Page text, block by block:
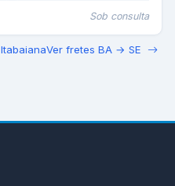
Sob consulta
ItabaianaVer fretes BA → SE